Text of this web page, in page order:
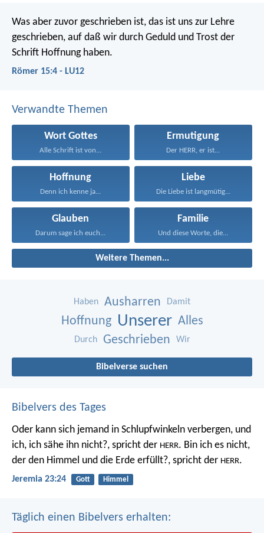
Was aber zuvor geschrieben ist, das ist uns zur Lehre
geschrieben, auf daß wir durch Geduld und Trost der
Schrift Hoffnung haben.
Römer 15:4 - LU12
Verwandte Themen
Wort Gottes
Alle Schrift ist von...
Ermutigung
Der HERR, er ist...
Hoffnung
Denn ich kenne ja...
Liebe
Die Liebe ist langmütig...
Glauben
Darum sage ich euch...
Familie
Und diese Worte, die...
Weitere Themen...
Haben Ausharren Damit
Hoffnung Unserer Alles
Durch Geschrieben Wir
Bibelverse suchen
Bibelvers des Tages
Oder kann sich jemand in Schlupfwinkeln verbergen, und
ich, ich sähe ihn nicht?, spricht der HERR. Bin ich es nicht,
der den Himmel und die Erde erfüllt?, spricht der HERR.
Jeremia 23:24 Gott Himmel
Täglich einen Bibelvers erhalten: